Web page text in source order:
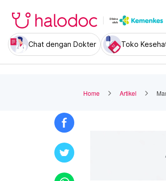
Chat dengan Dokter Toko
Home Artikel